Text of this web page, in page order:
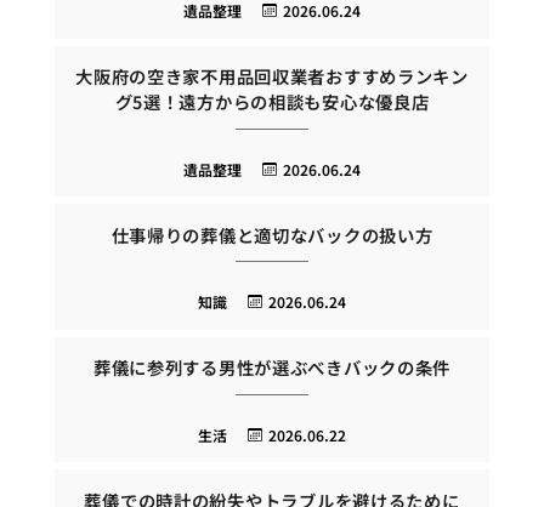
2026.06.24
遺品整理
大阪府の空き家不用品回収業者おすすめランキン
グ5選！遠方からの相談も安心な優良店
2026.06.24
遺品整理
仕事帰りの葬儀と適切なバックの扱い方
2026.06.24
知識
葬儀に参列する男性が選ぶべきバックの条件
2026.06.22
生活
葬儀での時計の紛失やトラブルを避けるために